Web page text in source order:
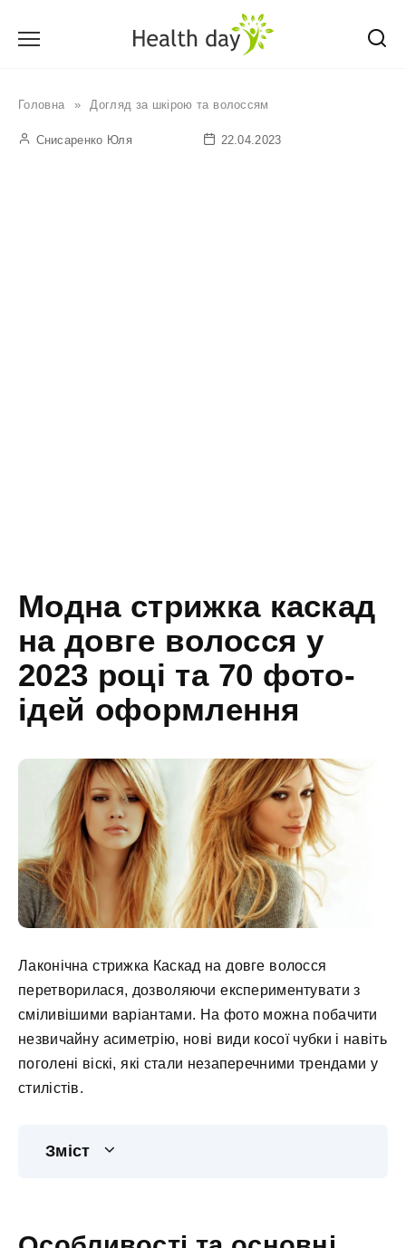
Головна » Догляд за шкірою та волоссям
Снисаренко Юля 22.04.2023
Модна стрижка каскад
на довге волосся у
2023 році та 70 фото-
ідей оформлення
Лаконічна стрижка Каскад на довге волосся
перетворилася, дозволяючи експериментувати з
сміливішими варіантами. На фото можна побачити
незвичайну асиметрію, нові види косої чубки і навіть
поголені віскі, які стали незаперечними трендами у
стилістів.
Зміст